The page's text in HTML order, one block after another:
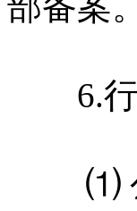
6.行
⑴ 公